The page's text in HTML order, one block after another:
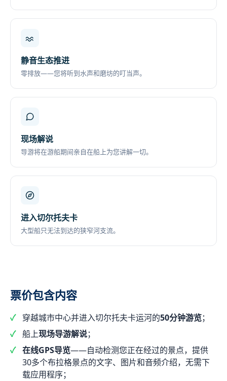
静音生态推进
零排放——您将听到水声和磨坊的叮当声。
现场解说
导游将在游船期间亲自在船上为您讲解一切。
进入切尔托夫卡
大型船只无法到达的狭窄河支流。
票价包含内容
穿越城市中心并进入切尔托夫卡运河的50分钟游览；
船上现场导游解说；
在线GPS导览——自动检测您正在经过的景点，提供
30多个布拉格景点的文字、图片和音频介绍，无需下
载应用程序；